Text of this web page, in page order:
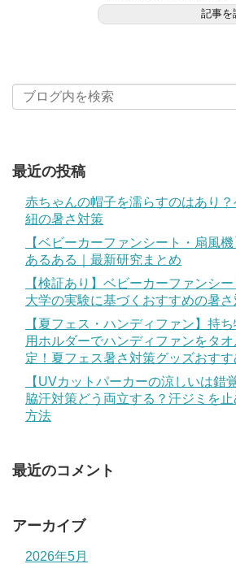
記事を
最近の投稿
赤ちゃんの帽子を濡らすのはあり
紐の暑さ対策
【ベビーカーファンシート・扇風
あるある｜最新研究まとめ
【検証あり】ベビーカーファンシ
大学の実験に基づくおすすめの暑
【夏フェス・ハンディファン】持
用ホルダーでハンディファンをタ
定！夏フェス暑さ対策グッズおすす
【UVカットパーカーの涼しいは錯
脇汗対策どう両立する？汗ジミを
方法
最近のコメント
アーカイブ
2026年5月